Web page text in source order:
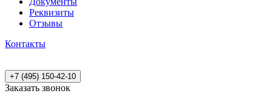
Реквизиты
Отзывы
Контакты
+7 (495) 150-42-10
Заказать звонок